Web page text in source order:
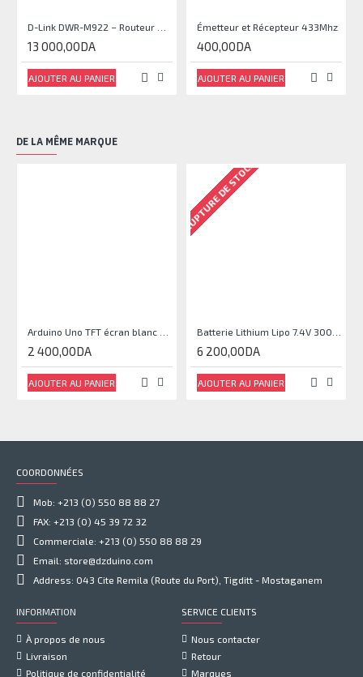
13 000,00DA
AJOUTER AU PANIER
Émetteur et Récepteur 433Mhz
400,00DA
AJOUTER AU PANIER
DE LA MÊME MARQUE
2 400,00DA
AJOUTER AU PANIER
RUPTURE DE STOCK
6 200,00DA
AJOUTER AU PANIER
COORDONNÉES
Mob: +213 (0) 550 88 88 27
FAX: +213 (0) 45 39 72 32
Commerciale: +213 (0) 550 88 88 29
Email: store@dzduino.com
Address: 043 Cite Remila (Route du Port), Tigditt - Mostaganem
INFORMATION
À propos de nous
Livraison
Politique de confidentialité
SERVICE CLIENTS
Nous contacter
Retour
Marques